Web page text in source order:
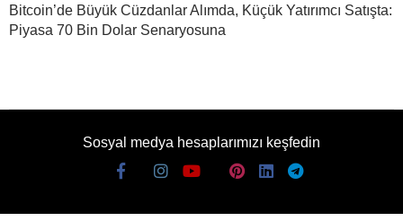
Bitcoin’de Büyük Cüzdanlar Alımda, Küçük Yatırımcı Satışta:
Piyasa 70 Bin Dolar Senaryosuna
Sosyal medya hesaplarımızı keşfedin